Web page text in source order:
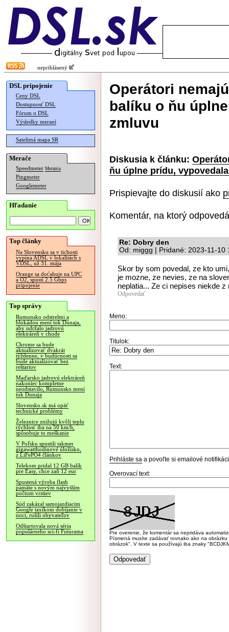
neprihlásený
DSL pripojenie
Ceny DSL
Dostupnosť DSL
Fórum o DSL
Výsledky meraní
Satelitná mapa SR
Merače
Speedmeter Merania
Pingmeter
Googlemeter
Hľadanie
Top články
Na Slovensku sa v tichosti
vypína ADSL v lokalitách s
VDSL, už 31. mája
Orange sa doťahuje na UPC
a O2, spustí 2.5 Gbps
pripojenie
Top správy
Rumunsko odstrelmi a
blokádou mení tok Dunaja,
aby udržalo jadrovú
elektráreň v chode
Chrome sa bude
aktualizovať dvakrát
týždenne, v budúcnosti sa
bude aktualizovať bez
reštartov
Maďarsko jadrovú elektráreň
nakoniec kompletne
neodstavilo, Rumunsko mení
tok Dunaja
Slovensko.sk má opäť
technické problémy
Železnice znižujú kvôli teplu
rýchlosť iba na 50 km/h,
spôsobuje to meškanie
V Poľsku spustili takmer
gigawatthodinové úložisko,
z LiFePO4 článkov
Telekom pridal 12 GB balík
pre Easy, chce zaň 12 eur
Spustená výroba flash
pamäte s novým najvyšším
počtom vrstiev
Súd zakázal samojazdiacim
Google taxíkom dobíjanie v
noci, rušili obyvateľov
Odštartovala nová séria
populárneho sci-fi Futurama
Operátori
balíku o ňu
zmluvu
Diskusia k článku:
ňu úplne prídu,
Prispievajte do diskusií ako
Komentár, na ktorý
Re: Dobry den
Od: miggg | Pridané: 2023-11-10
Skor by som povedal, ze kto
je mozne, ze nevies, ze na
neplatia... Ze ci nepises niekde z
Odpovedať
Meno:
Titulok:
Text:
Prihláste sa a povoľte si emailové
Overovací text:
Pre overenie, že komentár sa nepridáva
Písmená musíte zadávať rovnako ako na
obrázok". V texte sa používajú iba znaky